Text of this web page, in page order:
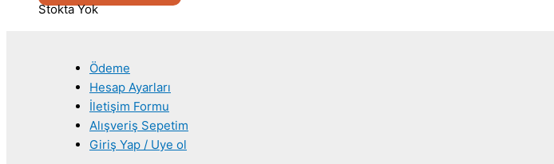
Stokta Yok
Ödeme
Hesap Ayarları
İletişim Formu
Alışveriş Sepetim
Giriş Yap / Uye ol